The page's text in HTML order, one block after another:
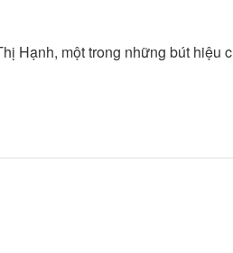
Hạnh, một trong những bút hiệu